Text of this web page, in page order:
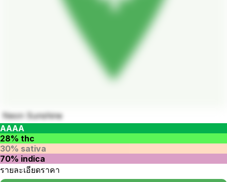
Neon Sunshine
AAAA
28% thc
30% sativa
70% indica
รายละเอียดราคา